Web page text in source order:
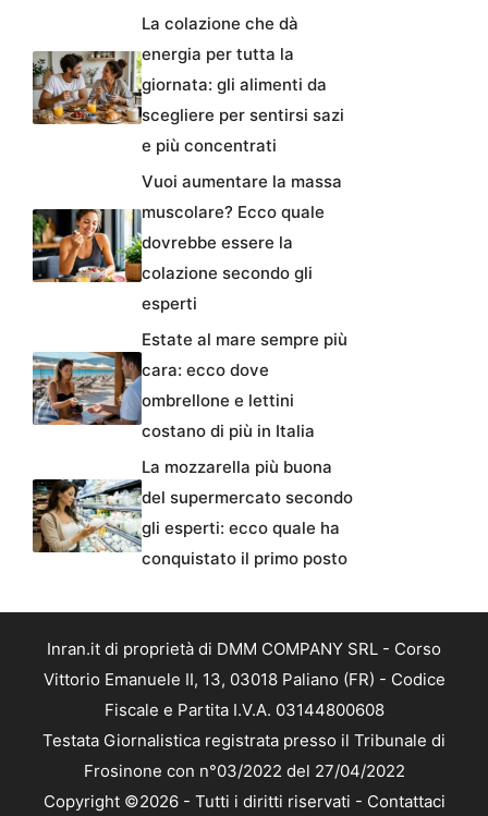
La colazione che dà
energia per tutta la
giornata: gli alimenti da
scegliere per sentirsi sazi
e più concentrati
Vuoi aumentare la massa
muscolare? Ecco quale
dovrebbe essere la
colazione secondo gli
esperti
Estate al mare sempre più
cara: ecco dove
ombrellone e lettini
costano di più in Italia
La mozzarella più buona
del supermercato secondo
gli esperti: ecco quale ha
conquistato il primo posto
Inran.it di proprietà di DMM COMPANY SRL - Corso
Vittorio Emanuele II, 13, 03018 Paliano (FR) - Codice
Fiscale e Partita I.V.A. 03144800608
Testata Giornalistica registrata presso il Tribunale di
Frosinone con n°03/2022 del 27/04/2022
Copyright ©2026 - Tutti i diritti riservati - Contattaci